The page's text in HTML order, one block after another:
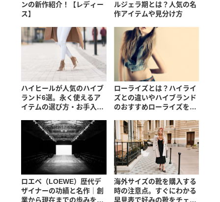
ンの新作紹介！【レディー
ス】
ルジェラ期とは？人気の名
作アイテムや見分け方
ハイヒールが人気のハイブ
ランド6選。永く使えるア
イテムの選び方・お手入れ
ローライズとは？ハイライ
ズとの違いやハイブランド
のおすすめローライズを紹
ロエベ（LOEWE）歴代デ
ザイナーの功績と名作｜創
業から現在までの歩みを紹
海外サイズの靴を購入する
時の注意点。すぐにわかる
早見表で好みの靴をチェッ